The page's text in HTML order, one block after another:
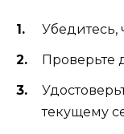
Убедитесь,
Проверьте
текущему